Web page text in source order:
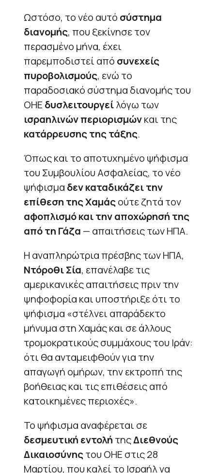
Ωστόσο, το νέο αυτό σύστημα
διανομής, που ξεκίνησε τον
περασμένο μήνα, έχει
παρεμποδιστεί από συνεχείς
πυροβολισμούς, ενώ το
παραδοσιακό σύστημα διανομής του
ΟΗΕ δυσλειτουργείλόγω των
ισραηλινών περιορισμώνκαι της
κατάρρευσης της τάξης.
Όπως και το αποτυχημένο ψήφισμα
του Συμβουλίου Ασφαλείας, το νέο
ψήφισμα δεν καταδικάζει την
επίθεση της Χαμάςούτε ζητά τον
αφοπλισμό και την αποχώρησή της
από τη Γάζα — απαιτήσεις των ΗΠΑ.
Η αναπληρώτρια πρέσβης των ΗΠΑ,
Ντόροθι Σία, επανέλαβε τις
αμερικανικές απαιτήσεις πριν την
ψηφοφορία και υποστήριξε ότι το
ψήφισμα «στέλνει απαράδεκτο
μήνυμα στη Χαμάς και σε άλλους
τρομοκρατικούς συμμάχους του Ιράν:
ότι θα ανταμειφθούν για την
απαγωγή ομήρων, την εκτροπή της
βοήθειας και τις επιθέσεις από
κατοικημένες περιοχές».
Το ψήφισμα αναφέρεται σε
δεσμευτική εντολή τηςΔιεθνούς
Δικαιοσύνηςτου ΟΗΕ στις 28
Μαρτίου, που καλεί το Ισραήλ να